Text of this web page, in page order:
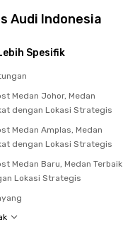
Audi Indonesia
Spesifik
Medan Johor, Medan
dengan Lokasi Strategis
Medan Amplas, Medan
dengan Lokasi Strategis
Medan Baru, Medan Terbaik
Lokasi Strategis